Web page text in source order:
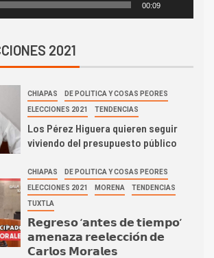
00:09
2021
CHIAPAS DE POLITICA Y COSAS PEORES
ELECCIONES 2021 TENDENCIAS
Los Pérez Higuera quieren seguir
viviendo del presupuesto público
CHIAPAS DE POLITICA Y COSAS PEORES
ELECCIONES 2021 MORENA TENDENCIAS
TUXTLA
𝗥𝗲𝗴𝗿𝗲𝘀𝗼 ‘𝗮𝗻𝘁𝗲𝘀 𝗱𝗲 𝘁𝗶𝗲𝗺𝗽𝗼’
𝗮𝗺𝗲𝗻𝗮𝘇𝗮 𝗿𝗲𝗲𝗹𝗲𝗰𝗰𝗶𝗼́𝗻 𝗱𝗲
𝗖𝗮𝗿𝗹𝗼𝘀 𝗠𝗼𝗿𝗮𝗹𝗲𝘀